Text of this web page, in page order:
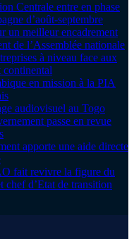
Centrale entre en phase
d’août-septembre
un meilleur encadrement
de l’Assemblée nationale
à niveau face aux
continental
en mission à la PIA
audiovisuel au Togo
passe en revue
apporte une aide directe
fait revivre la figure du
d’Etat de transition